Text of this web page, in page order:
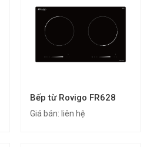
Bếp từ Rovigo FR628
Giá bán: liên hệ